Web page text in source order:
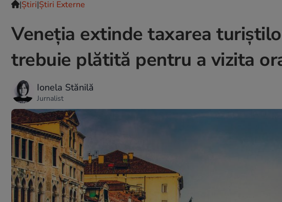
|Ştiri|Știri Externe
Veneţia extinde taxarea
trebuie plătită pentru a vizita
Ionela Stănilă
Jurnalist